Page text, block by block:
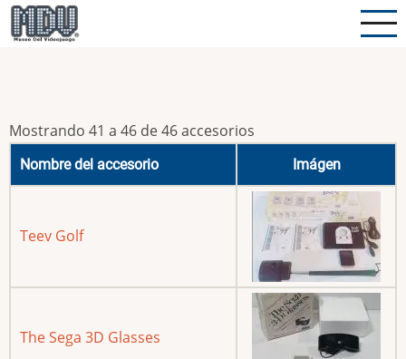
Pasar
al
Mostrando 41 a 46 de 46 accesorios
Nombre del accesorio Imágen
Teev Golf
The Sega 3D Glasses